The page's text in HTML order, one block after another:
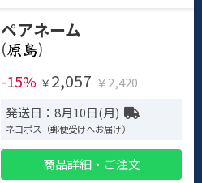
ペアネーム
(
)
-15% ￥ 2,057 ￥2,420
発送日：8月10日(月)
ネコポス（郵便受けへお届け）
商品詳細・ご注文